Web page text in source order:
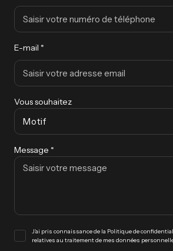
E-mail *
Vous souhaitez
Motif
Message *
J'ai pris connaissance de la Politique de
relatives au traitement de mes données